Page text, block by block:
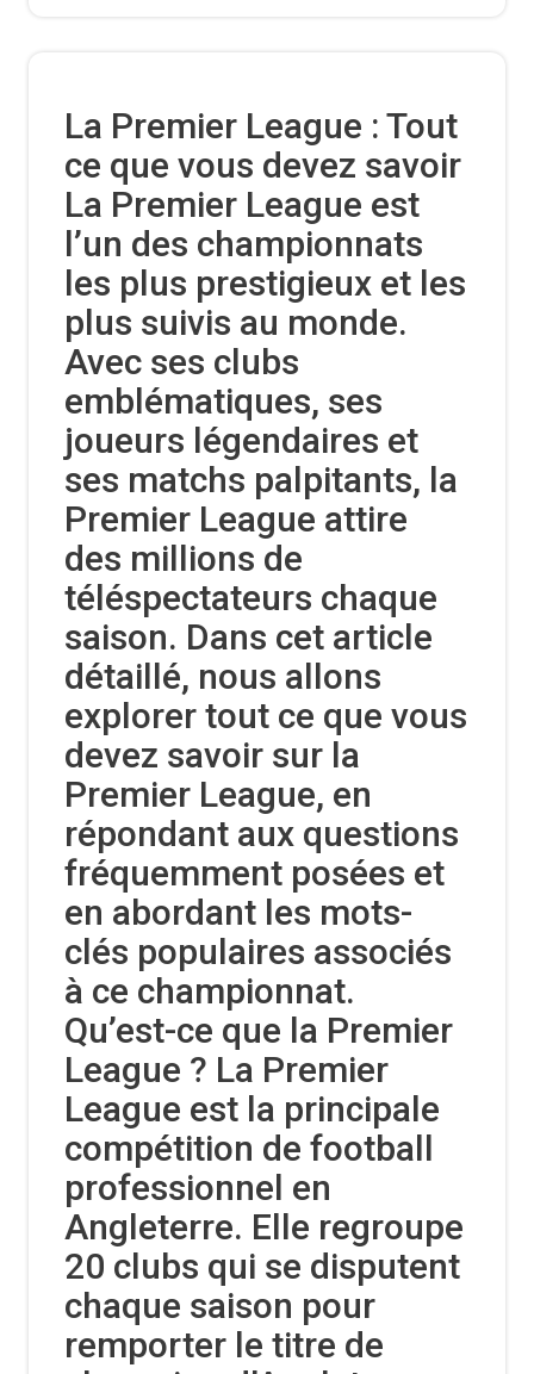
La Premier League : Tout
ce que vous devez savoir
La Premier League est
l’un des championnats
les plus prestigieux et les
plus suivis au monde.
Avec ses clubs
emblématiques, ses
joueurs légendaires et
ses matchs palpitants, la
Premier League attire
des millions de
téléspectateurs chaque
saison. Dans cet article
détaillé, nous allons
explorer tout ce que vous
devez savoir sur la
Premier League, en
répondant aux questions
fréquemment posées et
en abordant les mots-
clés populaires associés
à ce championnat.
Qu’est-ce que la Premier
League ? La Premier
League est la principale
compétition de football
professionnel en
Angleterre. Elle regroupe
20 clubs qui se disputent
chaque saison pour
remporter le titre de